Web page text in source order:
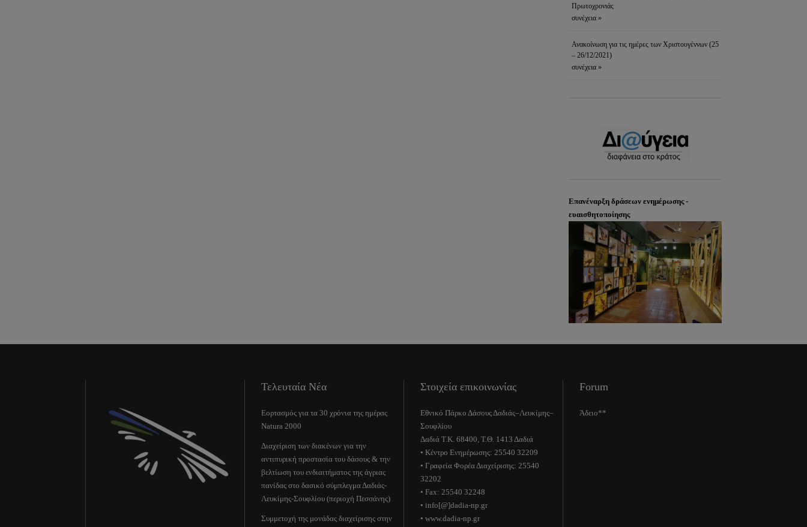
Πρωτοχρονιάς
συνέχεια »
Ανακοίνωση για τις ημέρες των Χριστουγέννων (25
– 26/12/2021)
συνέχεια »
Επανέναρξη δράσεων ενημέρωσης -
ευαισθητοποίησης
Τελευταία Νέα
Εορτασμός για τα 30 χρόνια της ημέρας
Natura 2000
Διαχείριση των διακένων για την
αντιπυρική προστασία του δάσους & την
βελτίωση του ενδιαιτήματος της άγριας
πανίδας στο δασικό σύμπλεγμα Δαδιάς-
Λευκίμης-Σουφλίου (περιοχή Πεσσάνης)
Συμμετοχή της μονάδας διαχείρισης στην
Στοιχεία επικοινωνίας
Εθνικό Πάρκο Δάσους Δαδιάς–Λευκίμης–
Σουφλίου
Δαδιά Τ.Κ. 68400, Τ.Θ. 1413 Δαδιά
• Κέντρο Ενημέρωσης: 25540 32209
• Γραφεία Φορέα Διαχείρισης: 25540
32202
• Fax: 25540 32248
• info[@]dadia-np.gr
• www.dadia-np.gr
Forum
Άδειο**